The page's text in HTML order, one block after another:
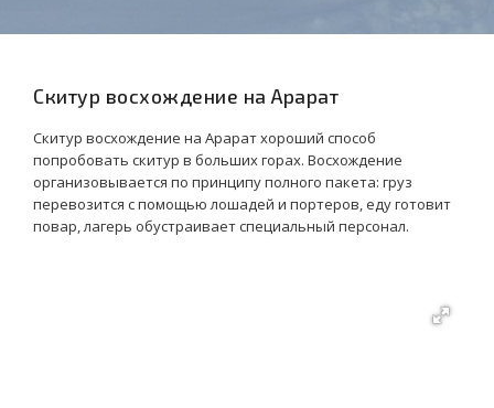
Скитур восхождение на Арарат
Скитур восхождение на Арарат хороший способ
попробовать скитур в больших горах. Восхождение
организовывается по принципу полного пакета: груз
перевозится с помощью лошадей и портеров, еду готовит
повар, лагерь обустраивает специальный персонал.